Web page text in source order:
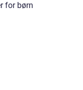
for børn